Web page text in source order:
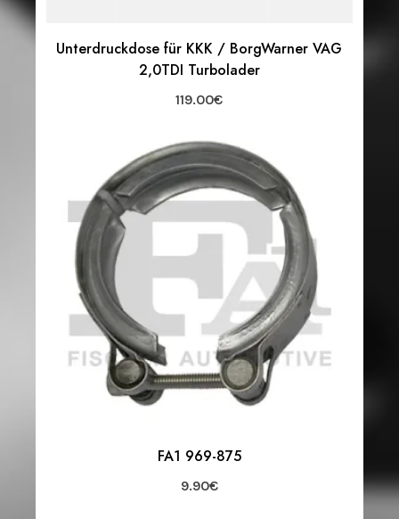
Unterdruckdose für KKK / BorgWarner VAG
2,0TDI Turbolader
119.00€
FA1 969-875
9.90€